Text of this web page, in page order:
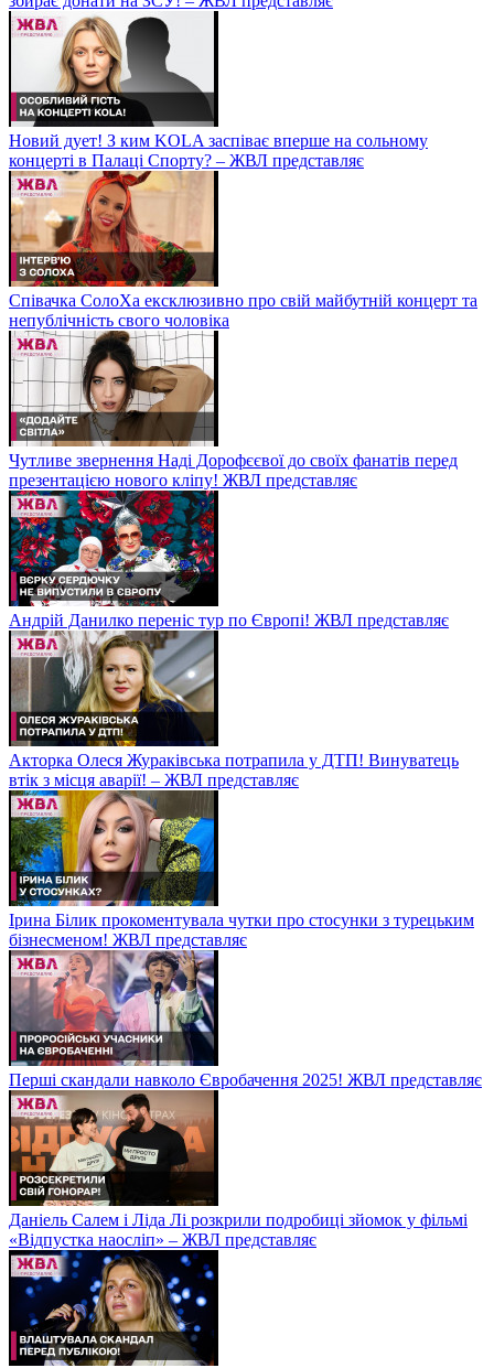
Новий дует! З ким KOLA заспіває вперше на сольному
концерті в Палаці Спорту? – ЖВЛ представляє
Співачка СолоХа ексклюзивно про свій майбутній концерт та
непублічність свого чоловіка
Чутливе звернення Наді Дорофєєвої до своїх фанатів перед
презентацією нового кліпу! ЖВЛ представляє
Андрій Данилко переніс тур по Європі! ЖВЛ представляє
Акторка Олеся Жураківська потрапила у ДТП! Винуватець
втік з місця аварії! – ЖВЛ представляє
Ірина Білик прокоментувала чутки про стосунки з турецьким
бізнесменом! ЖВЛ представляє
Перші скандали навколо Євробачення 2025! ЖВЛ представляє
Даніель Салем і Ліда Лі розкрили подробиці зйомок у фільмі
«Відпустка наосліп» – ЖВЛ представляє